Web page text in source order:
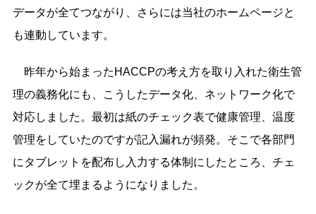
データが全てつながり、さらには当社のホームページと
も連動しています。
昨年から始まったHACCPの考え方を取り入れた衛生管
理の義務化にも、こうしたデータ化、ネットワーク化で
対応しました。最初は紙のチェック表で健康管理、温度
管理をしていたのですが記入漏れが頻発。そこで各部門
にタブレットを配布し入力する体制にしたところ、チェ
ックが全て埋まるようになりました。